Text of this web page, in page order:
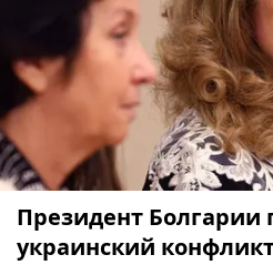
Президент Болгарии
украинский